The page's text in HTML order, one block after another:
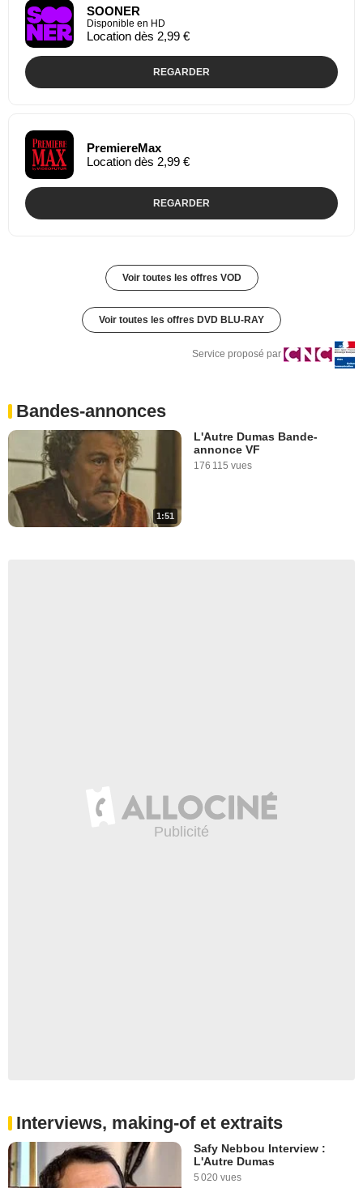
SOONER
Disponible en HD
Location dès 2,99 €
REGARDER
PremiereMax
Location dès 2,99 €
REGARDER
Voir toutes les offres VOD
Voir toutes les offres DVD BLU-RAY
Service proposé par
Bandes-annonces
1:51
L'Autre Dumas Bande-
annonce VF
176 115 vues
Interviews, making-of et extraits
Safy Nebbou Interview :
L'Autre Dumas
5 020 vues